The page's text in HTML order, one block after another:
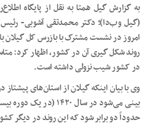
به گزارش گیل همتا به نقل از پایگاه
(گیل وب‌دا)؛ دکتر محمدتقی آشوبی-
امروز در نشست مشترک با بازرس کل گیلان
روند شکل گیری آن در کشور، اظهار کرد:
در کشور شیب نزولی داشته است.
وی با بیان اینکه گیلان از استان‌های
بینی می‌شود در سال
حدوداً دو برابر شود که این روند در دیگر کشورها طی ۱۰۰ سال